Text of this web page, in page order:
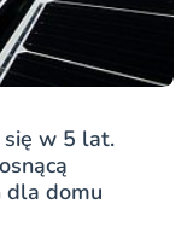
w 5 lat.
dla domu